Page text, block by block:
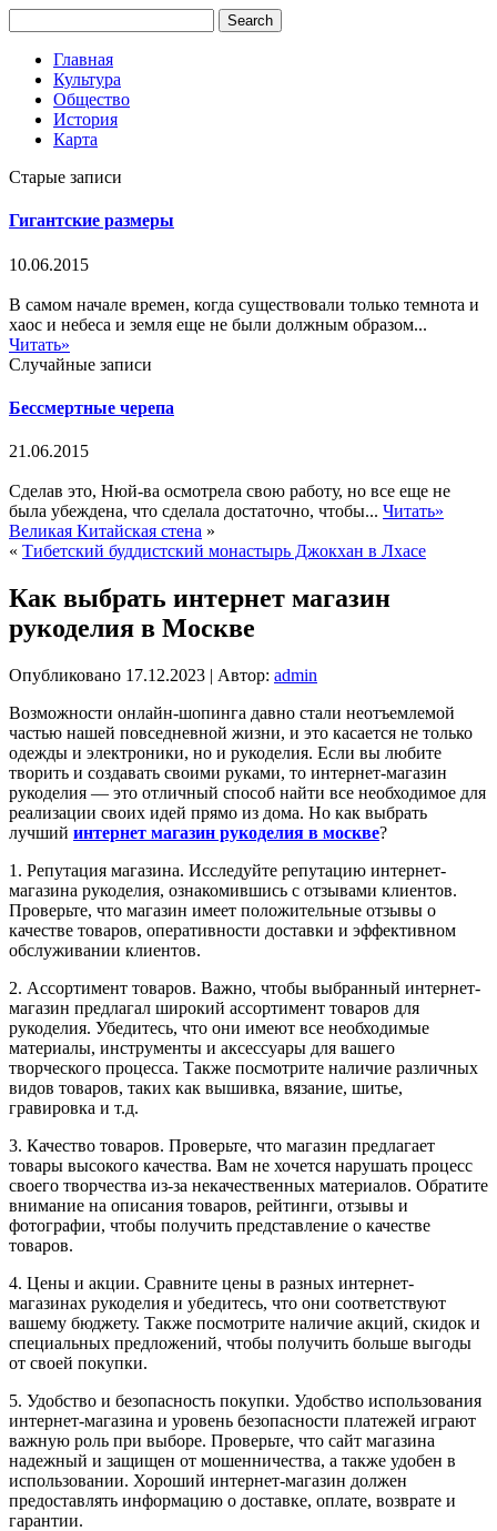
Главная
Культура
Общество
История
Карта
Старые записи
Гигантские размеры
10.06.2015
В самом начале времен, когда существовали только темнота и
хаос и небеса и земля еще не были должным образом...
Читать»
Случайные записи
Бессмертные черепа
21.06.2015
Сделав это, Нюй-ва осмотрела свою работу, но все еще не
была убеждена, что сделала достаточно, чтобы... Читать»
Великая Китайская стена »
« Тибетский буддистский монастырь Джокхан в Лхасе
Как выбрать интернет магазин
рукоделия в Москве
Опубликовано 17.12.2023 | Автор: admin
Возможности онлайн-шопинга давно стали неотъемлемой
частью нашей повседневной жизни, и это касается не только
одежды и электроники, но и рукоделия. Если вы любите
творить и создавать своими руками, то интернет-магазин
рукоделия — это отличный способ найти все необходимое для
реализации своих идей прямо из дома. Но как выбрать
лучший интернет магазин рукоделия в москве?
1. Репутация магазина. Исследуйте репутацию интернет-
магазина рукоделия, ознакомившись с отзывами клиентов.
Проверьте, что магазин имеет положительные отзывы о
качестве товаров, оперативности доставки и эффективном
обслуживании клиентов.
2. Ассортимент товаров. Важно, чтобы выбранный интернет-
магазин предлагал широкий ассортимент товаров для
рукоделия. Убедитесь, что они имеют все необходимые
материалы, инструменты и аксессуары для вашего
творческого процесса. Также посмотрите наличие различных
видов товаров, таких как вышивка, вязание, шитье,
гравировка и т.д.
3. Качество товаров. Проверьте, что магазин предлагает
товары высокого качества. Вам не хочется нарушать процесс
своего творчества из-за некачественных материалов. Обратите
внимание на описания товаров, рейтинги, отзывы и
фотографии, чтобы получить представление о качестве
товаров.
4. Цены и акции. Сравните цены в разных интернет-
магазинах рукоделия и убедитесь, что они соответствуют
вашему бюджету. Также посмотрите наличие акций, скидок и
специальных предложений, чтобы получить больше выгоды
от своей покупки.
5. Удобство и безопасность покупки. Удобство использования
интернет-магазина и уровень безопасности платежей играют
важную роль при выборе. Проверьте, что сайт магазина
надежный и защищен от мошенничества, а также удобен в
использовании. Хороший интернет-магазин должен
предоставлять информацию о доставке, оплате, возврате и
гарантии.